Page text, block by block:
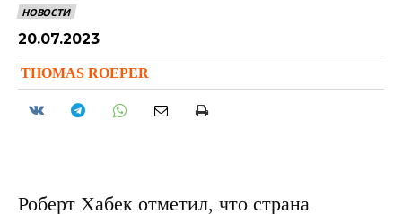
НОВОСТИ
20.07.2023
THOMAS ROEPER
Роберт Хабек отметил, что страна